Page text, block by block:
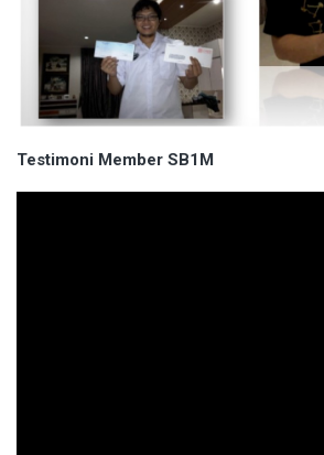
Testimoni Member SB1M